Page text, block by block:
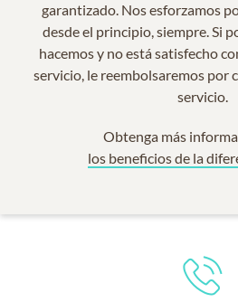
garantizado. Nos esforzamos
desde el principio, siempre. Si
hacemos y no está satisfecho
servicio, le reembolsaremos por
servicio.
Obtenga más
los beneficios de la